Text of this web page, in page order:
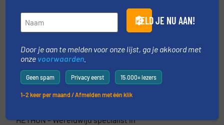
Hethon Nederland BV
HETHON – Wereldwijd specialist in
MELD JE NU AAN!
Door je aan te melden voor onze lijst, ga je akkoord met
onze voorwaarden
Geen spam Privacy eerst 15.000+ lezers
1–2 keer per maand / Afmelden met één klik